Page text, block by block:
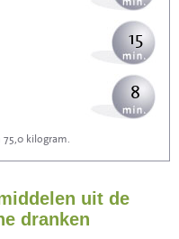
15
8
26
kilogram.
uit de
dranken